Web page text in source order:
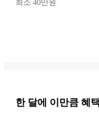
최소 40만원
한 달에 이만큼 혜 1